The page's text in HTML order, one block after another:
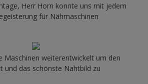
Herr Horn konnte uns mit jedem
für Nähmaschinen
Maschinen weiterentwickelt um den
und das schönste Nahtbild zu